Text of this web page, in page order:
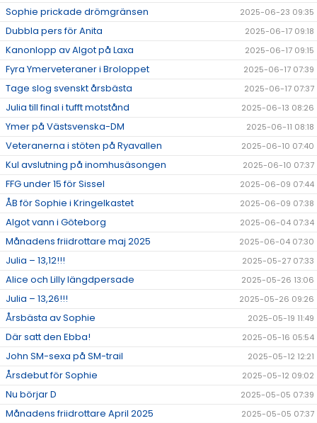
Sophie prickade drömgränsen 2025-06-23 09:35
Dubbla pers för Anita 2025-06-17 09:18
Kanonlopp av Algot på Laxa 2025-06-17 09:15
Fyra Ymerveteraner i Broloppet 2025-06-17 07:39
Tage slog svenskt årsbästa 2025-06-17 07:37
Julia till final i tufft motstånd 2025-06-13 08:26
Ymer på Västsvenska-DM 2025-06-11 08:18
Veteranerna i stöten på Ryavallen 2025-06-10 07:40
Kul avslutning på inomhusäsongen 2025-06-10 07:37
FFG under 15 för Sissel 2025-06-09 07:44
ÅB för Sophie i Kringelkastet 2025-06-09 07:38
Algot vann i Göteborg 2025-06-04 07:34
Månadens friidrottare maj 2025 2025-06-04 07:30
Julia – 13,12!!! 2025-05-27 07:33
Alice och Lilly längdpersade 2025-05-26 13:06
Julia – 13,26!!! 2025-05-26 09:26
Årsbästa av Sophie 2025-05-19 11:49
Där satt den Ebba! 2025-05-16 05:54
John SM-sexa på SM-trail 2025-05-12 12:21
Årsdebut för Sophie 2025-05-12 09:02
Nu börjar D 2025-05-05 07:39
Månadens friidrottare April 2025 2025-05-05 07:37